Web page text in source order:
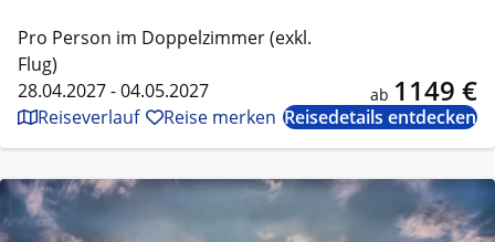
Pro Person im Doppelzimmer (exkl.
Flug)
28.04.2027 - 04.05.2027
ab 1149 €
Reiseverlauf Reise merken Reisedetails entdecken